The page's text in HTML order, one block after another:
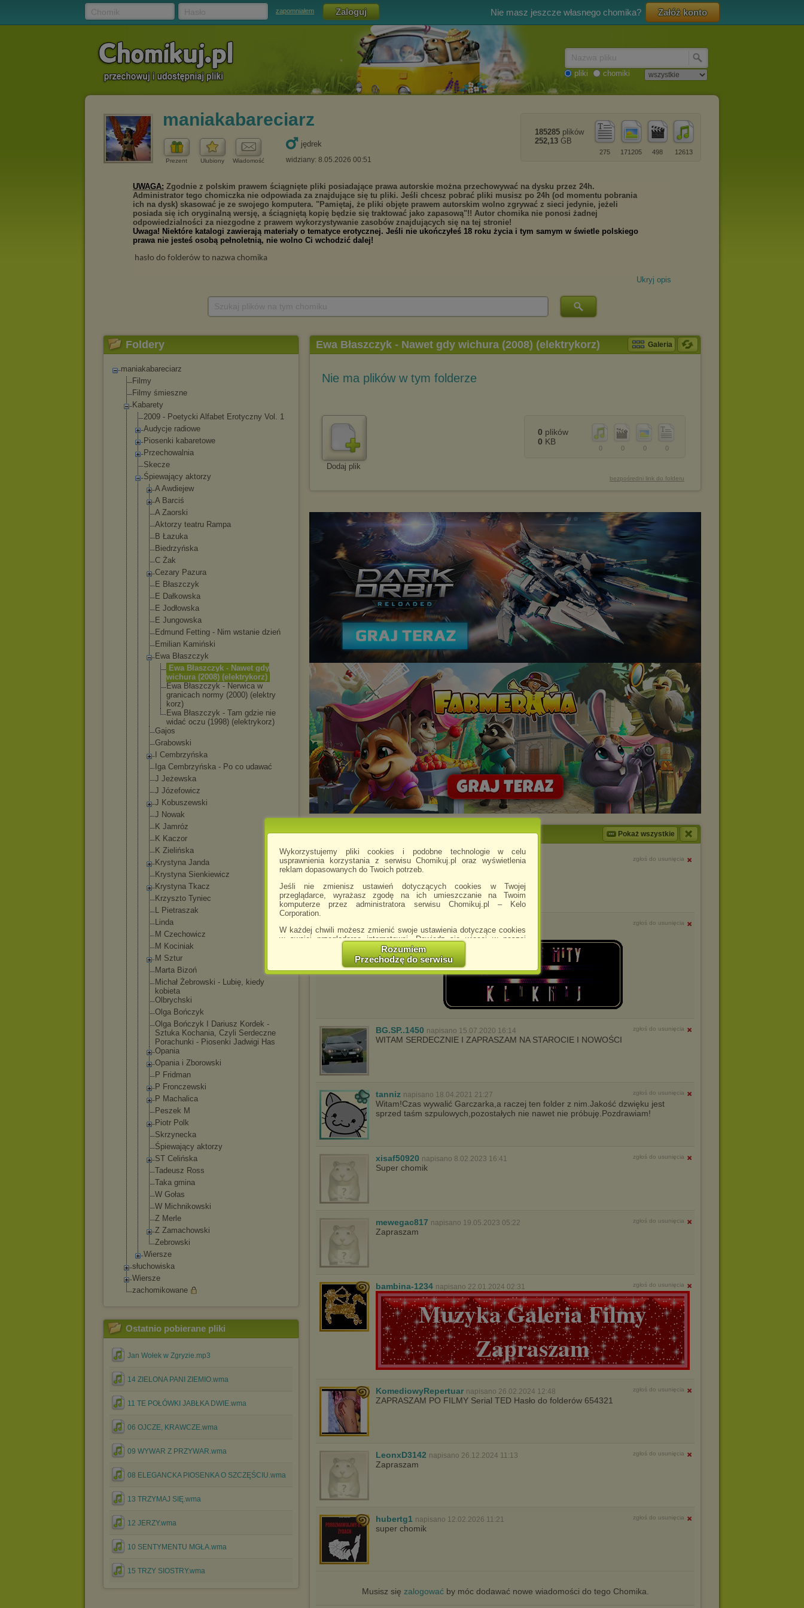
Wykorzystujemy pliki cookies i podobne technologie w celu
usprawnienia korzystania z serwisu Chomikuj.pl oraz wyświetlenia
reklam dopasowanych do Twoich potrzeb.
Jeśli nie zmienisz ustawień dotyczących cookies w Twojej
przeglądarce, wyrażasz zgodę na ich umieszczanie na Twoim
komputerze przez administratora serwisu Chomikuj.pl – Kelo
Corporation.
W każdej chwili możesz zmienić swoje ustawienia dotyczące cookies
w swojej przeglądarce internetowej. Dowiedz się więcej w naszej
http://chomikuj.pl/PolitykaPrywatnosci.aspx
Jednocześnie informujemy że zmiana ustawień przeglądarki może
spowodować ograniczenie korzystania ze strony Chomikuj.pl.
W przypadku braku twojej zgody na akceptację cookies niestety
(dostosowanie reklam do Twoich potrzeb, analiza skuteczności działań
marketingowych).
Wyrażenie sprzeciwu spowoduje, że wyświetlana Ci reklama nie
będzie dopasowana do Twoich preferencji, a będzie to reklama
wyświetlona przypadkowo.
sposób uniemożliwiający przechowywanie plików cookies na
urządzeniu końcowym. Można również usunąć pliki cookies,
dokonując odpowiednich zmian w ustawieniach przeglądarki
internetowej.
Pełną informację na ten temat znajdziesz pod adresem
Rozumiem
Przechodzę do serwisu
zapomniałem Nie masz jeszcze własnego chomika? Załóż konto
pliki chomiki
maniakabareciarz
Prezent Ulubiony Wiadomość
jędrek
widziany: 8.05.2026 00:51
12613
498
171205
275
185285 plików
252,13 GB
Ukryj opis
Foldery
maniakabareciarz
Filmy
Filmy śmieszne
Kabarety
2009 - Poetycki Alfabet Erotyczny Vol. 1
Audycje radiowe
Piosenki kabaretowe
Przechowalnia
Skecze
Śpiewający aktorzy
A Awdiejew
A Barciś
A Zaorski
Aktorzy teatru Rampa
B Łazuka
Biedrzyńska
C Żak
Cezary Pazura
E Błaszczyk
E Dałkowska
E Jodłowska
E Jungowska
Edmund Fetting - Nim wstanie dzień
Emilian Kamiński
Ewa Błaszczyk
Ewa Błaszczyk - Nawet gdy
wichura (2008) (elektrykorz)
Ewa Błaszczyk - Nerwica w
granicac h normy (2000) (elektry
korz)
Ewa Błaszczyk - Tam gdzie nie
widać oczu (1998) (elektrykorz)
Gajos
Grabowski
I Cembrzyńska
Iga Cembrzyńska - Po co udawać
J Jeżewska
J Józefowicz
J Kobuszewski
J Nowak
K Jamróz
K Kaczor
K Zielińska
Krystyna Janda
Krystyna Sienkiewicz
Krystyna Tkacz
Krzyszto Tyniec
L Pietraszak
Linda
M Czechowicz
M Kociniak
M Sztur
Marta Bizoń
Michał Żebrowski - Lubię, kiedy
kobieta
Olbrychski
Olga Bończyk
Olga Bończyk I Dariusz Kordek -
Sztuka Kochania, Czyli Serdeczne
Porachunki - Piosenki Jadwigi Has
Opania
Opania i Zborowski
P Fridman
P Fronczewski
P Machalica
Peszek M
Piotr Polk
Skrzynecka
Śpiewający aktorzy
ST Celińska
Tadeusz Ross
Taka gmina
W Gołas
W Michnikowski
Z Merle
Z Zamachowski
Zebrowski
Wiersze
słuchowiska
Wiersze
zachomikowane
Ostatnio pobierane pliki
Jan Wołek w Zgryzie.mp3
14 ZIELONA PANI ZIEMIO.wma
11 TE POŁÓWKI JABŁKA DWIE.wma
06 OJCZE, KRAWCZE.wma
09 WYWAR Z PRZYWAR.wma
08 ELEGANCKA PIOSENKA O SZCZĘŚCIU.wma
13 TRZYMAJ SIĘ.wma
12 JERZY.wma
10 SENTYMENTU MGŁA.wma
15 TRZY SIOSTRY.wma
Ewa Błaszczyk - Nawet gdy wichura (2008) (elektrykorz) Galeria
Nie ma plików w tym folderze
Dodaj plik
0
0
0
0
0 plików
0 KB
bezpośredni link do folderu
Chomikowe rozmowy Pokaż wszystkie
Plikomaniaczek napisano 24.12.2013 22:09 zgłoś do usunięcia
napisano 11.07.2020 14:28 zgłoś do usunięcia
Pozdrawiam i zapraszam
BG.SP..1450 napisano 15.07.2020 16:14 zgłoś do usunięcia
WITAM SERDECZNIE I ZAPRASZAM NA STAROCIE I NOWOŚCI
tanniz napisano 18.04.2021 21:27 zgłoś do usunięcia
Witam!Czas wywalić Garczarka,a raczej ten folder z nim.Jakość dzwięku jest
sprzed taśm szpulowych,pozostałych nie nawet nie próbuję.Pozdrawiam!
xisaf50920 napisano 8.02.2023 16:41 zgłoś do usunięcia
Super chomik
mewegac817 napisano 19.05.2023 05:22 zgłoś do usunięcia
Zapraszam
bambina-1234 napisano 22.01.2024 02:31 zgłoś do usunięcia
Muzyka Galeria Filmy
Zapraszam
KomediowyRepertuar napisano 26.02.2024 12:48 zgłoś do usunięcia
ZAPRASZAM PO FILMY Serial TED Hasło do folderów 654321
LeonxD3142 napisano 26.12.2024 11:13 zgłoś do usunięcia
Zapraszam
hubertg1 napisano 12.02.2026 11:21 zgłoś do usunięcia
super chomik
Musisz się zalogowaćby móc dodawać nowe wiadomości do tego Chomika.